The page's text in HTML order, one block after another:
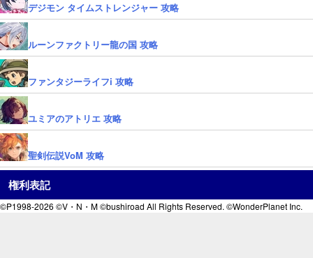
デジモン タイムストレンジャー 攻略
ルーンファクトリー龍の国 攻略
ファンタジーライフi 攻略
ユミアのアトリエ 攻略
聖剣伝説VoM 攻略
権利表記
©P1998-2026 ©V・N・M ©bushiroad All Rights Reserved. ©WonderPlanet Inc.